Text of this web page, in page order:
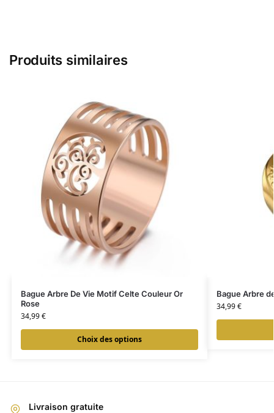
Produits similaires
Bague Arbre De Vie Motif Celte Couleur Or
Rose
34,99€
Choix des options
Bague Arbre
34,99€
Livraison gratuite